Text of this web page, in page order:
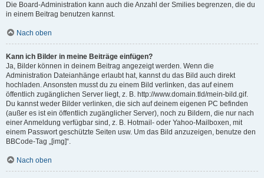
Die Board-Administration kann auch die Anzahl der Smilies begrenzen, die du
in einem Beitrag benutzen kannst.
Nach oben
Kann ich Bilder in meine Beiträge einfügen?
Ja, Bilder können in deinem Beitrag angezeigt werden. Wenn die
Administration Dateianhänge erlaubt hat, kannst du das Bild auch direkt
hochladen. Ansonsten musst du zu einem Bild verlinken, das auf einem
öffentlich zugänglichen Server liegt, z. B. http://www.domain.tld/mein-bild.gif.
Du kannst weder Bilder verlinken, die sich auf deinem eigenen PC befinden
(außer es ist ein öffentlich zugänglicher Server), noch zu Bildern, die nur nach
einer Anmeldung verfügbar sind, z. B. Hotmail- oder Yahoo-Mailboxen, mit
einem Passwort geschützte Seiten usw. Um das Bild anzuzeigen, benutze den
BBCode-Tag „[img]“.
Nach oben